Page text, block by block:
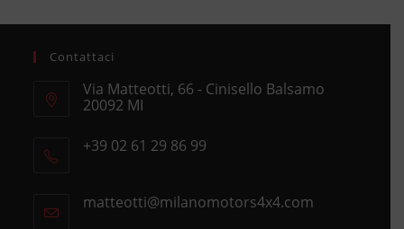
Contattaci
Via Matteotti, 66 - Cinisello Balsamo
20092 MI
in
+39 02 61 29 86 99
your
matteotti@milanomotors4x4.comOpens